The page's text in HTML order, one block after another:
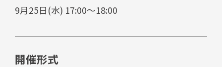
9月25日(水) 17:00～18:00
開催形式